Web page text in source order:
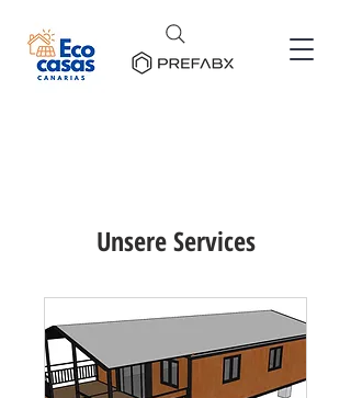
Unsere Services